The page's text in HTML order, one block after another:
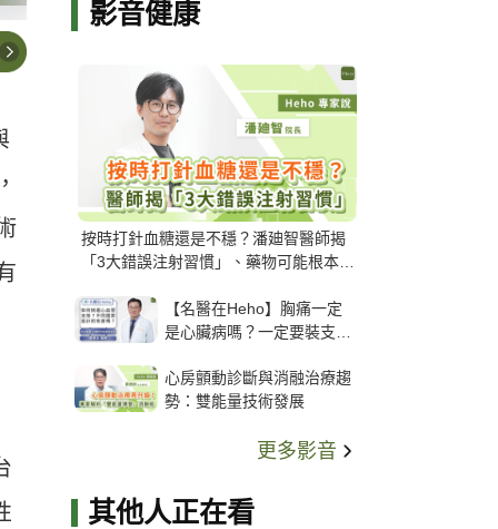
影音健康
按時打針血糖還是不穩？潘廸智醫師揭
「3大錯誤注射習慣」、藥物可能根本沒
【名醫在Heho】胸痛一定
是心臟病嗎？一定要裝支
解析支架種類、風險與選擇
關鍵
心房顫動診斷與消融治療趨
勢：雙能量技術發展
更多影音
其他人正在看